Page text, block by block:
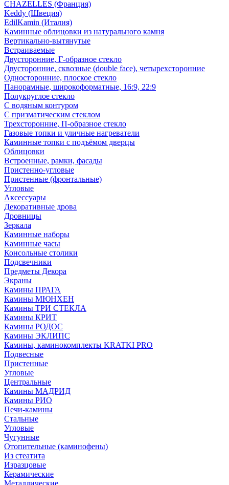
CHAZELLES (Франция)
Keddy (Швеция)
EdilKamin (Италия)
Каминные облицовки из натурального камня
Вертикально-вытянутые
Встраиваемые
Двусторонние, Г-образное стекло
Двусторонние, сквозные (double face), четырехсторонние
Односторонние, плоское стекло
Панорамные, широкоформатные, 16:9, 22:9
Полукруглое стекло
С водяным контуром
С призматическим стеклом
Трехсторонние, П-образное стекло
Газовые топки и уличные нагреватели
Каминные топки с подъёмом дверцы
Облицовки
Встроенные, рамки, фасады
Пристенно-угловые
Пристенные (фронтальные)
Угловые
Аксессуары
Декоративные дрова
Дровницы
Зеркала
Каминные наборы
Каминные часы
Консольные столики
Подсвечники
Предметы Декора
Экраны
Камины ПРАГА
Камины МЮНХЕН
Камины ТРИ СТЕКЛА
Камины КРИТ
Камины РОДОС
Камины ЭКЛИПС
Камины, каминокомплекты KRATKI PRO
Подвесные
Пристенные
Угловые
Центральные
Камины МАДРИД
Камины РИО
Печи-камины
Стальные
Угловые
Чугунные
Отопительные (каминофены)
Из стеатита
Изразцовые
Керамические
Металлические